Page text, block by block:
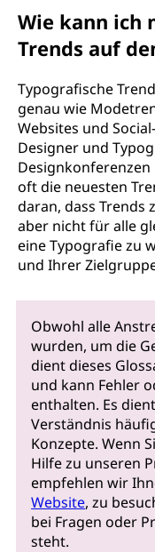
Wie kann ich
Trends auf
Typografische
genau wie
Websites und
Designer und
oft die neuesten
daran, dass Trends
aber nicht für alle
eine Typografie zu
und Ihrer
Obwohl alle
wurden, um die
dient dieses
und kann Fehler
enthalten. Es
Verständnis
Konzepte. Wenn
Hilfe zu unseren
empfehlen wir
Website, zu
bei Fragen oder
steht.